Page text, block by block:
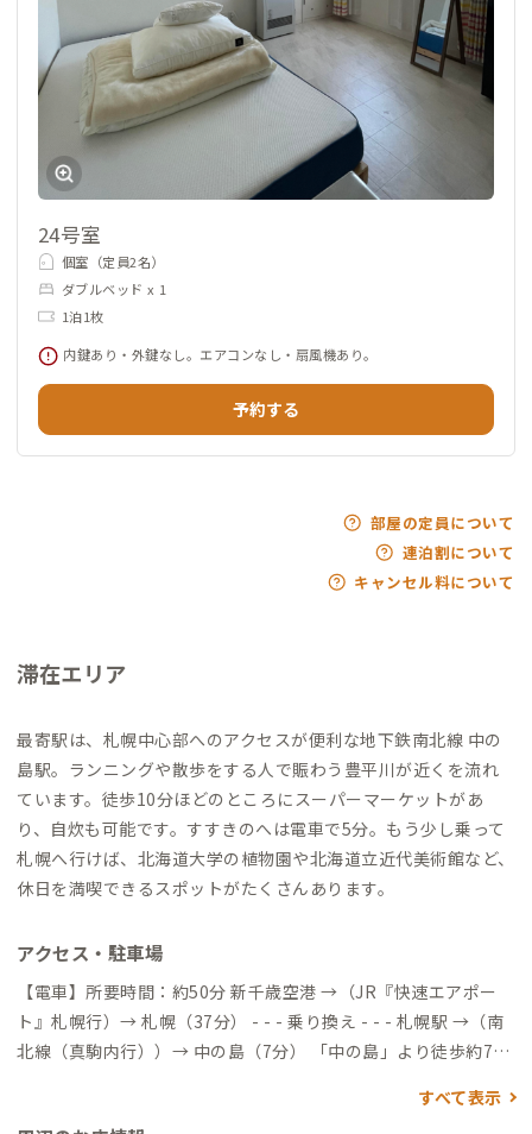
24号室
個室（定員2名）
ダブルベッド x 1
1泊1枚
内鍵あり・外鍵なし。エアコンなし・扇風機あり。
予約する
部屋の定員について
連泊割について
キャンセル料について
滞在エリア
最寄駅は、札幌中心部へのアクセスが便利な地下鉄南北線 中の
島駅。ランニングや散歩をする人で賑わう豊平川が近くを流れ
ています。徒歩10分ほどのところにスーパーマーケットがあ
り、自炊も可能です。すすきのへは電車で5分。もう少し乗って
札幌へ行けば、北海道大学の植物園や北海道立近代美術館など、
休日を満喫できるスポットがたくさんあります。
アクセス・駐車場
【電車】所要時間：約50分 新千歳空港 →（JR『快速エアポー
ト』札幌行）→ 札幌（37分） - - - 乗り換え - - - 札幌駅 →（南
北線（真駒内行））→ 中の島（7分） 「中の島」より徒歩約7分
すべて表示